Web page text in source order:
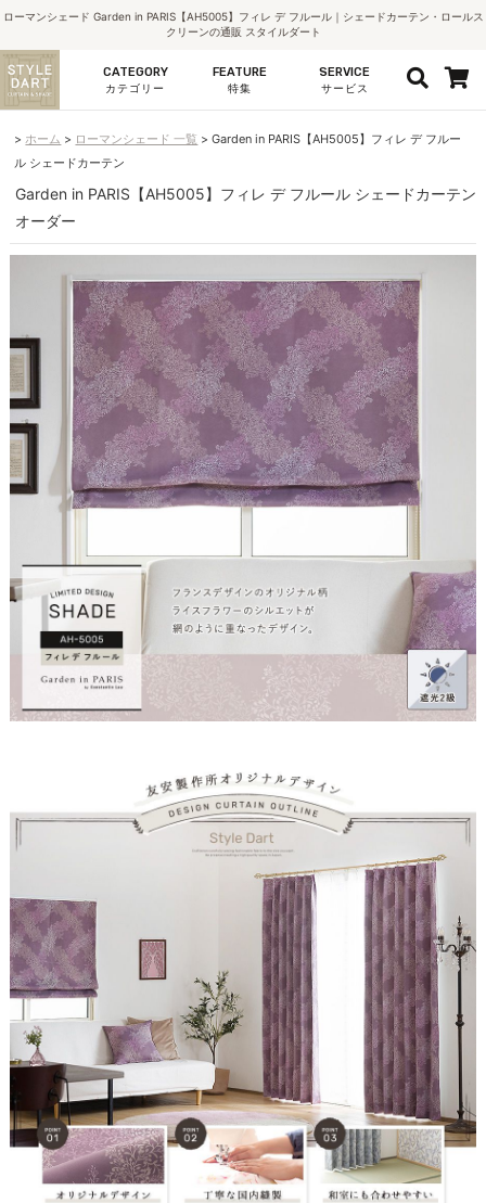
ローマンシェード Garden in PARIS【AH5005】フィレ デ フルール｜シェードカーテン・ロールス
クリーンの通販 スタイルダート
CATEGORY
カテゴリー
FEATURE
特集
SERVICE
サービス
ホーム ローマンシェード 一覧
Garden in PARIS【AH5005】フィレ デ フルー
ル シェードカーテン
Garden in PARIS【AH5005】フィレ デ フルール シェードカーテン
オーダー